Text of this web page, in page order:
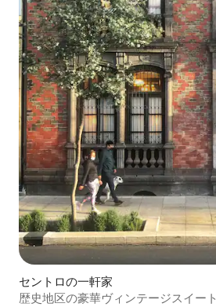
セントロの一軒家
歴史地区の豪華ヴィンテージスイート